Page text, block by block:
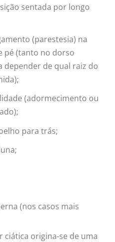
sentada por longo
(parestesia) na
pé (tanto no dorso
depender de qual raiz do
(adormecimento ou
para trás;
(nos casos mais
ciática origina-se de uma